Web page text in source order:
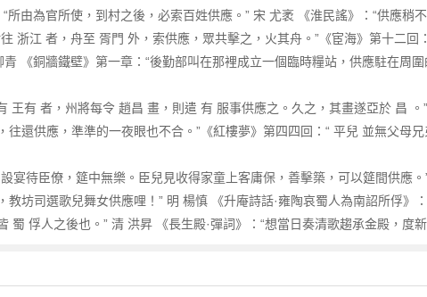
所由為官所使，到村之後，必索百姓供應。” 宋 尤袤 《淮民謠》：“供應稍
浙江 者，舟至 胥門 外，索供應，眾共擊之，火其舟。”《宦海》第十二
《銅牆鐵壁》第一章：“後勤部叫在那裡成立一個臨時糧站，供應駐在周圍
王有 者，州將每令 趙昌 畫，則遣 有 服事供應之。久之，其畫遂亞於 昌
往還供應，準準的一夜眼也不合。”《紅樓夢》第四四回：“ 平兒 並無父母
設宴待臣僚，筵中無樂。臣兒見收得家童上客庸保，善擊築，可以筵間供應
教坊司選歌兒舞女供應哩！” 明 楊慎 《升庵詩話·雍陶哀蜀人為南詔所俘》
蜀 俘人之後也。” 清 洪昇 《長生殿·彈詞》：“想當日奏清歌趨承金殿，度